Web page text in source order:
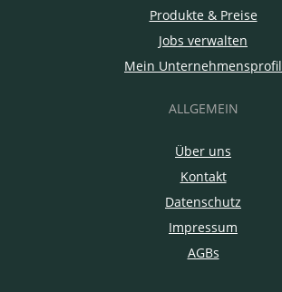
Produkte & Preise
Jobs verwalten
Mein Unternehmensprofil
ALLGEMEIN
Über uns
Kontakt
Datenschutz
Impressum
AGBs